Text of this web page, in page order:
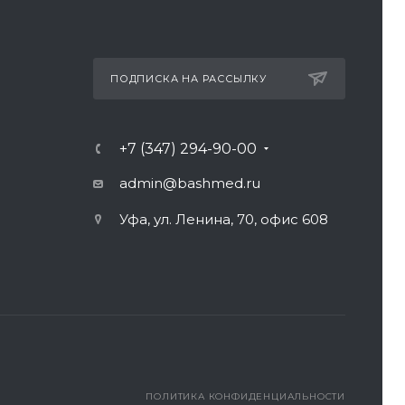
ПОДПИСКА НА РАССЫЛКУ
+7 (347) 294-90-00
admin@bashmed.ru
Уфа, ул. Ленина, 70, офис 608
ПОЛИТИКА КОНФИДЕНЦИАЛЬНОСТИ